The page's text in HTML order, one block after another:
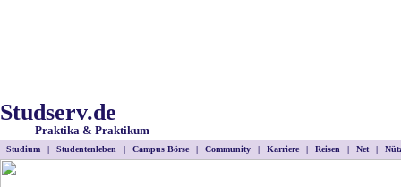
Studserv.de
Praktika & Praktikum
Studium | Studentenleben | Campus Börse | Community | Karriere | Reisen | Net |